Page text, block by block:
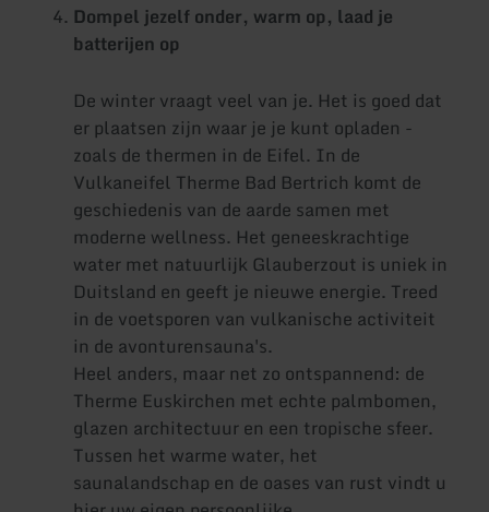
Dompel jezelf onder, warm op, laad je
batterijen op
De winter vraagt veel van je. Het is goed dat
er plaatsen zijn waar je je kunt opladen -
zoals de thermen in de Eifel. In de
Vulkaneifel Therme Bad Bertrich komt de
geschiedenis van de aarde samen met
moderne wellness. Het geneeskrachtige
water met natuurlijk Glauberzout is uniek in
Duitsland en geeft je nieuwe energie. Treed
in de voetsporen van vulkanische activiteit
in de avonturensauna's.
Heel anders, maar net zo ontspannend: de
Therme Euskirchen met echte palmbomen,
glazen architectuur en een tropische sfeer.
Tussen het warme water, het
saunalandschap en de oases van rust vindt u